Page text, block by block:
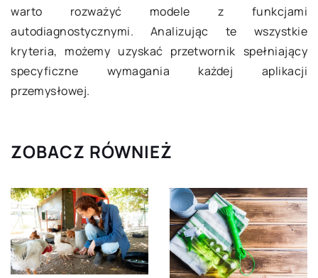
warto rozważyć modele z funkcjami
autodiagnostycznymi. Analizując te wszystkie
kryteria, możemy uzyskać przetwornik spełniający
specyficzne wymagania każdej aplikacji
przemysłowej.
ZOBACZ RÓWNIEŻ